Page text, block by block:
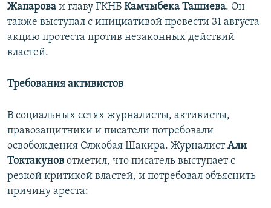
Жапарова и главу ГКНБ Камчыбека Ташиева. Он
также выступал с инициативой провести 31 августа
акцию протеста против незаконных действий
властей.
Требования активистов
В социальных сетях журналисты, активисты,
правозащитники и писатели потребовали
освобождения Олжобая Шакира. ЖурналистАли
Токтакунов отметил, что писатель выступает с
резкой критикой властей, и потребовал объяснить
причину ареста: